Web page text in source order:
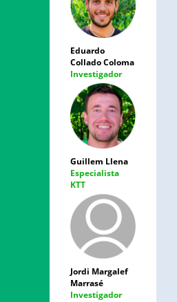
Eduardo
Collado Coloma
Investigador
Guillem Llena
Especialista
KTT
Jordi Margalef
Marrasé
Investigador